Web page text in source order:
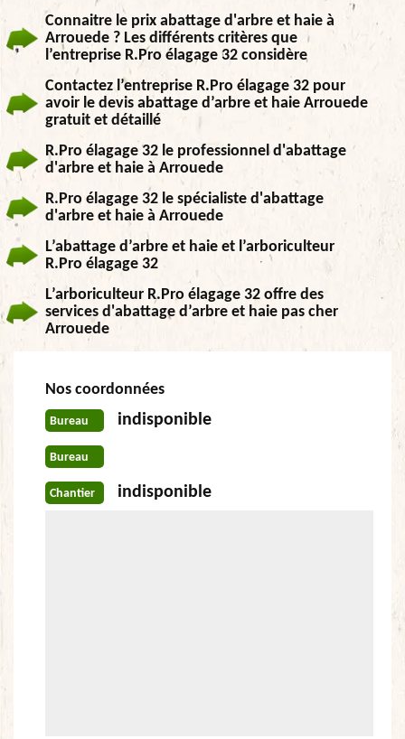
Connaitre le prix abattage d'arbre et haie à
Arrouede ? Les différents critères que
l’entreprise R.Pro élagage 32 considère
Contactez l’entreprise R.Pro élagage 32 pour
avoir le devis abattage d’arbre et haie Arrouede
gratuit et détaillé
R.Pro élagage 32 le professionnel d'abattage
d'arbre et haie à Arrouede
R.Pro élagage 32 le spécialiste d'abattage
d'arbre et haie à Arrouede
L’abattage d’arbre et haie et l’arboriculteur
R.Pro élagage 32
L’arboriculteur R.Pro élagage 32 offre des
services d'abattage d’arbre et haie pas cher
Arrouede
Nos coordonnées
Bureau indisponible
Bureau
Chantier indisponible